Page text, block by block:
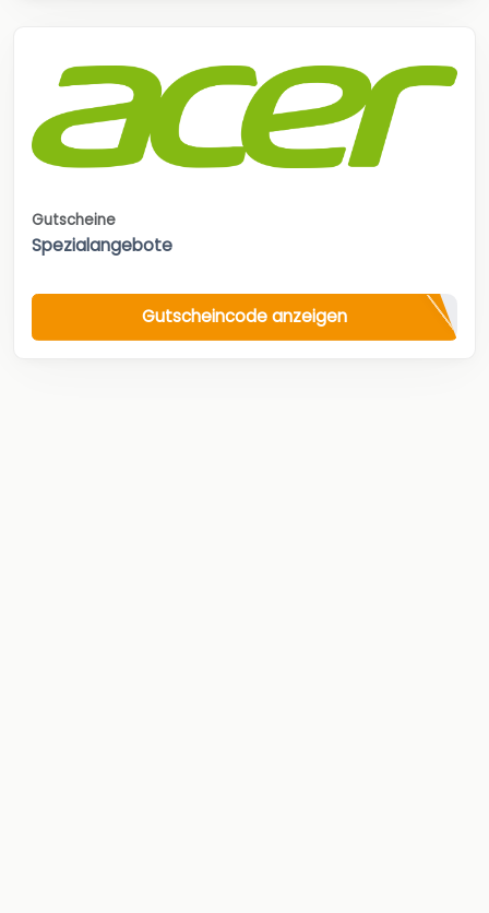
Gutscheine
Spezialangebote
Gutscheincode anzeigen